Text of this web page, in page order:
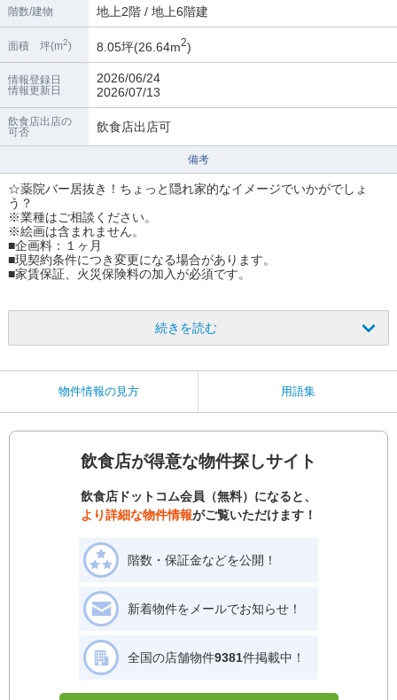
六本松駅の店舗物件・貸店舗・テナント一覧
階数/建物 地上2階 / 地上6階建
面積 坪(m2) 8.05坪(26.64m2)
情報登録日
情報更新日
2026/06/24
2026/07/13
飲食店出店の
可否
飲食店出店可
備考
☆薬院バー居抜き！ちょっと隠れ家的なイメージでいかがでしょ
う？
※業種はご相談ください。
※絵画は含まれません。
■企画料：１ヶ月
■現契約条件につき変更になる場合があります。
■家賃保証、火災保険料の加入が必須です。
続きを読む
物件情報の見方 用語集
飲食店が得意な物件探しサイト
飲食店ドットコム会員（無料）になると、
より詳細な物件情報がご覧いただけます！
階数・保証金などを公開！
新着物件をメールでお知らせ！
全国の店舗物件9381件掲載中！